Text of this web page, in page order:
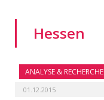
Hessen
ANALYSE & RECHERCHE
01.12.2015